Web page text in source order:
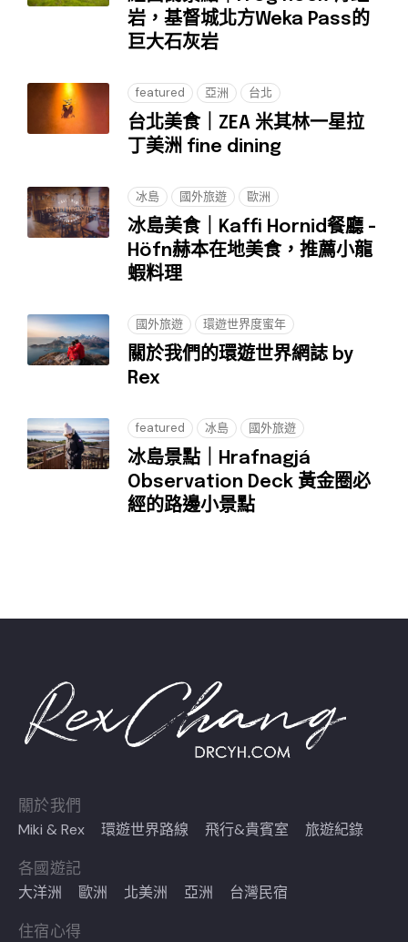
岩，基督城北方Weka Pass的
巨大石灰岩
featured 亞洲 台北
台北美食｜ZEA 米其林一星拉
丁美洲 fine dining
冰島 國外旅遊 歐洲
冰島美食｜Kaffi Hornid餐廳 -
Höfn赫本在地美食，推薦小龍
蝦料理
國外旅遊 環遊世界度蜜年
關於我們的環遊世界網誌 by
Rex
featured 冰島 國外旅遊
冰島景點｜Hrafnagjá
Observation Deck 黃金圈必
經的路邊小景點
關於我們
Miki & Rex 環遊世界路線 飛行&貴賓室 旅遊紀錄
各國遊記
大洋洲 歐洲 北美洲 亞洲 台灣民宿
住宿心得